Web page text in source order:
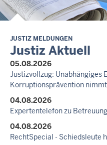
JUSTIZ MELDUNGEN
Justiz Aktuell
05.08.2026
Justizvollzug: Unabhängiges
Korruptionsprävention
04.08.2026
Expertentelefon zu
04.08.2026
RechtSpecial - Schiedsleute